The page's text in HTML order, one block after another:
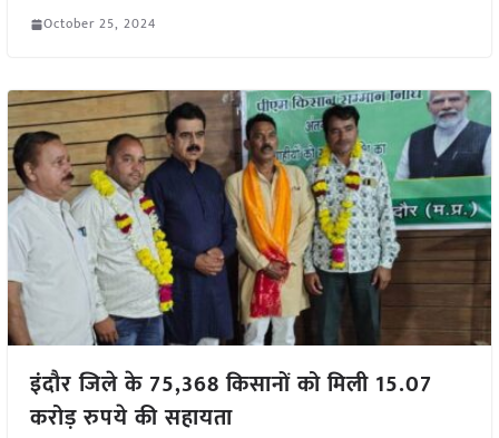
October 25, 2024
इंदौर जिले के 75,368 किसानों को मिली 15.07
करोड़ रुपये की सहायता